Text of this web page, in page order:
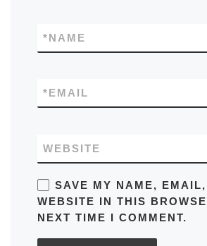
NAME
*
EMAIL
*
WEBSITE
SAVE MY NAME,
WEBSITE IN THIS
NEXT TIME I COMMENT.